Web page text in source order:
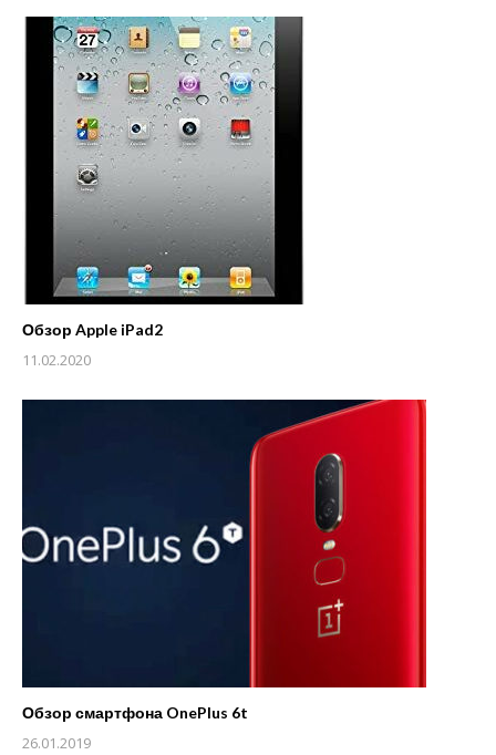
Обзор Apple iPad2
11.02.2020
Обзор смартфона OnePlus 6t
26.01.2019